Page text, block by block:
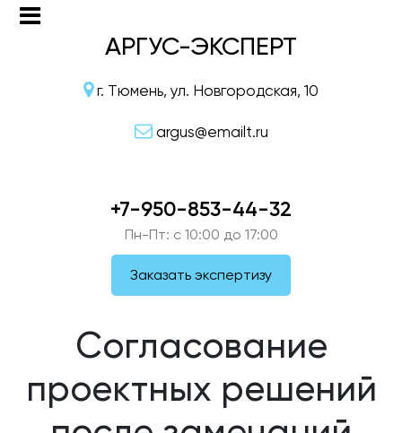
АРГУС-ЭКСПЕРТ
г. Тюмень, ул. Новгородская, 10
argus@emailt.ru
+7-950-853-44-32
Пн-Пт: c 10:00 до 17:00
Заказать экспертизу
Согласование
проектных решений